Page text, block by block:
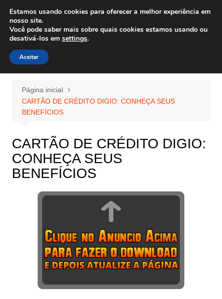
para
conteúdo
Wiley Wales
corais algas e vida marinha
Página inicial
CARTÃO DE CRÉDITO DIGIO: CONHEÇA SEUS
BENEFÍCIOS
CARTÃO DE CRÉDITO DIGIO:
CONHEÇA SEUS
BENEFÍCIOS
Estamos usando cookies para oferecer a melhor experiência em
nosso site.
Você pode saber mais sobre quais cookies estamos usando ou
desativá-los em settings.
Aceitar